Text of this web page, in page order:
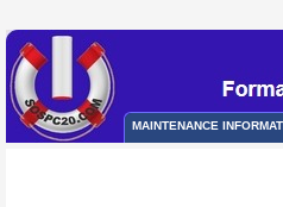
MAINTENANCE